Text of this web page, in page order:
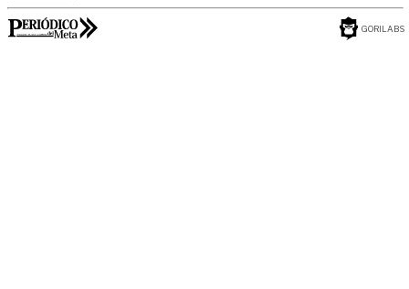
GORILABS